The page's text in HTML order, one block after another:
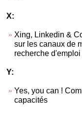
X:
Xing, Linkedin &
sur les canaux de
recherche
Y:
Yes, you can !
capacités